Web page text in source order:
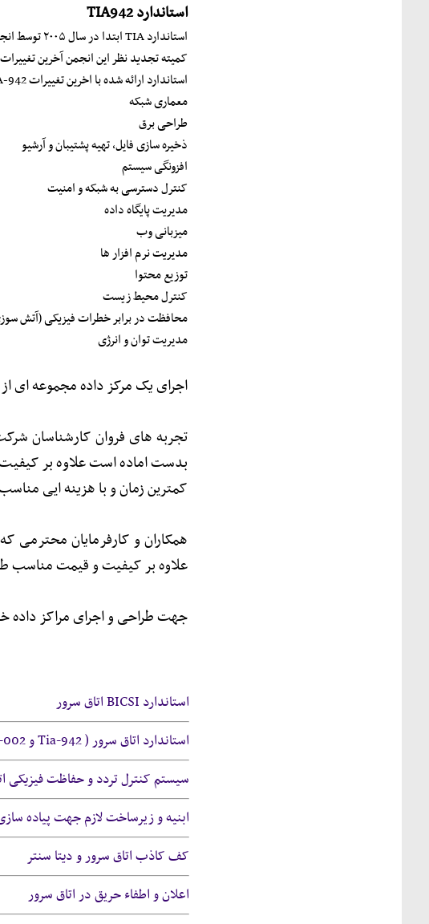
استاندارد TIA942
کمیته تجدید نظر این انجمن آخرین
استاندارد ارائه شده با اخرین تغییرات TIA-942 به موارد ذیل میپردازد:
معماری شبکه
طراحی برق
ذخیره سازی فایل، تهیه پشتیبان و آرشیو
افزونگی سیستم
کنترل دسترسی به شبکه و امنیت
مدیریت پایگاه داده
میزبانی وب
مدیریت نرم افزار ها
توزیع محتوا
کنترل محیط زیست
محافظت در برابر خطرات فیزیکی (آتش
مدیریت توان و انرژی
اجرای یک مرکز داده مجموعه
تجربه های فروان کارشناسان
بدست اماده است علاوه بر
کمترین زمان و با هزینه ایی
همکاران و کارفرمایان محترمی
علاوه بر کیفیت و قیمت مناسب
جهت طراحی و اجرای مراکز داده
استاندارد BICSI اتاق سرور
استاندارد اتاق سرور ( Tia-942 و ANSI / BICSI-002 )
سیستم کنترل تردد و حفاظت فیزیکی
ابنیه و زیرساخت لازم جهت پیاده
کف کاذب اتاق سرور و دیتا سنتر
اعلان و اطفاء حریق در اتاق سرور